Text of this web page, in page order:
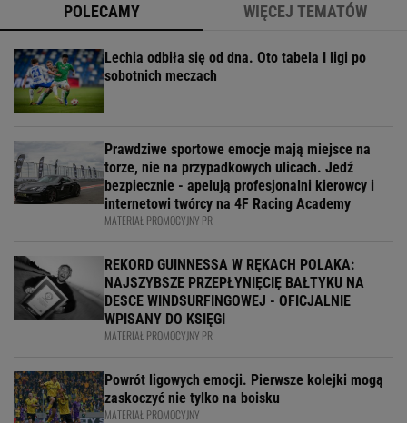
POLECAMY WIĘCEJ TEMATÓW
Lechia odbiła się od dna. Oto tabela I ligi po
sobotnich meczach
Prawdziwe sportowe emocje mają miejsce na
torze, nie na przypadkowych ulicach. Jedź
bezpiecznie - apelują profesjonalni kierowcy i
internetowi twórcy na 4F Racing Academy
MATERIAŁ PROMOCYJNY PR
REKORD GUINNESSA W RĘKACH POLAKA:
NAJSZYBSZE PRZEPŁYNIĘCIĘ BAŁTYKU NA
DESCE WINDSURFINGOWEJ - OFICJALNIE
WPISANY DO KSIĘGI
MATERIAŁ PROMOCYJNY PR
Powrót ligowych emocji. Pierwsze kolejki mogą
zaskoczyć nie tylko na boisku
MATERIAŁ PROMOCYJNY